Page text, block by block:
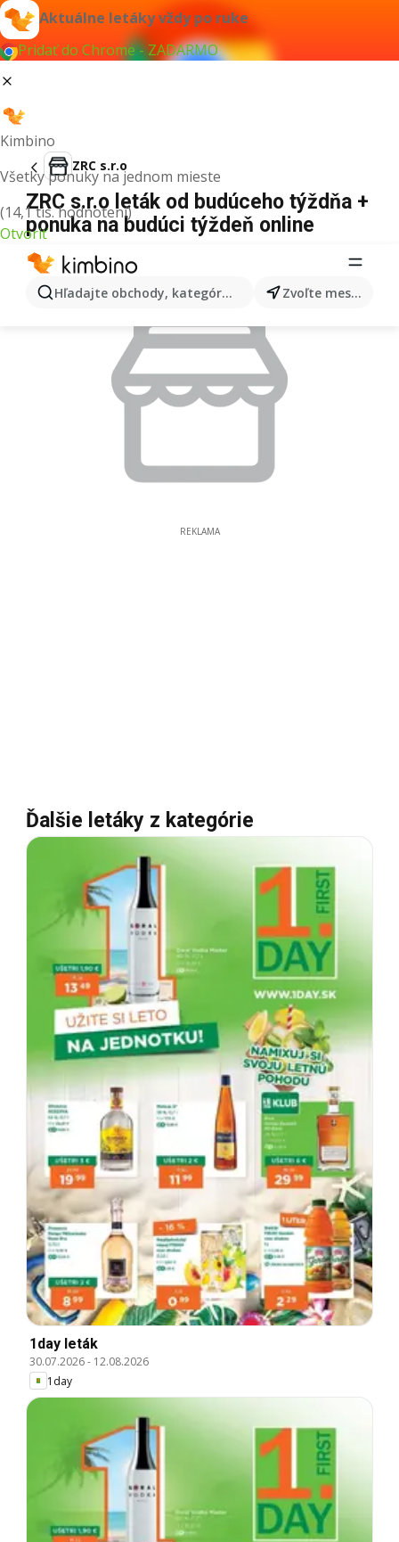
Aktuálne letáky vždy po ruke
Pridať do Chrome - ZADARMO
Kimbino
Všetky ponuky na jednom mieste
(14,1 tis. hodnotení)
Otvoriť
Hľadajte obchody, kategórie, produkty... Zvoľte mesto
ZRC s.r.o
ZRC s.r.o leták od budúceho týždňa +
ponuka na budúci týždeň online
REKLAMA
Ďalšie letáky z kategórie
1day leták
30.07.2026- 12.08.2026
1day